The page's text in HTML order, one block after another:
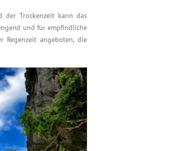
der Trockenzeit kann das
und für empfindliche
Regenzeit angeboten, die